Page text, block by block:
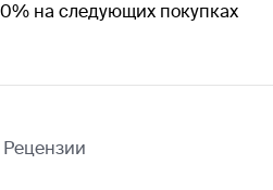
на следующих покупках
Рецензии